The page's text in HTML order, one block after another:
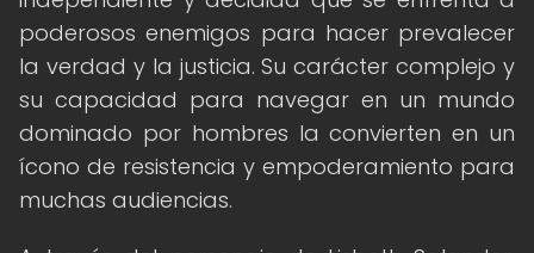
poderosos enemigos para hacer prevalecer
la verdad y la justicia. Su carácter complejo y
su capacidad para navegar en un mundo
dominado por hombres la convierten en un
ícono de resistencia y empoderamiento para
muchas audiencias.